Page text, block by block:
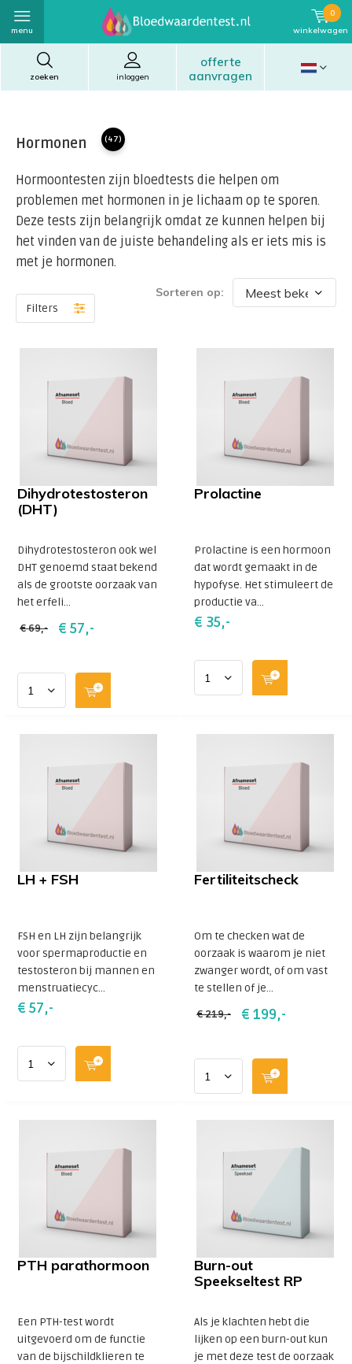
zoeken
offerte
aanvragen
inloggen
menu winkelwagen
0
Hormonen (47)
Hormoontesten zijn bloedtests die helpen om
problemen met hormonen in je lichaam op te sporen.
Deze tests zijn belangrijk omdat ze kunnen helpen bij
het vinden van de juiste behandeling als er iets mis is
met je hormonen.
Filters
Sorteren op:
Dihydrotestosteron
(DHT)
Dihydrotestosteron ook wel
DHT genoemd staat bekend
als de grootste oorzaak van
het erfeli...
€ 69,- € 57,-
Prolactine
Prolactine is een hormoon
dat wordt gemaakt in de
hypofyse. Het stimuleert de
productie va...
€ 35,-
LH + FSH
FSH en LH zijn belangrijk
voor spermaproductie en
testosteron bij mannen en
menstruatiecyc...
€ 57,-
Fertiliteitscheck
Om te checken wat de
oorzaak is waarom je niet
zwanger wordt, of om vast
te stellen of je...
€ 219,- € 199,-
PTH parathormoon
Een PTH-test wordt
uitgevoerd om de functie
van de bijschildklieren te
Burn-out
Speekseltest RP
Als je klachten hebt die
lijken op een burn-out kun
je met deze test de oorzaak